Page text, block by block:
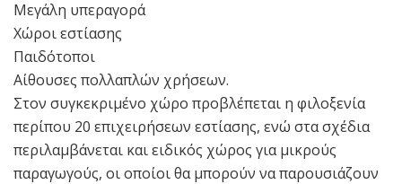
Μεγάλη υπεραγορά
Χώροι εστίασης
Παιδότοποι
Αίθουσες πολλαπλών χρήσεων.
Στον συγκεκριμένο χώρο προβλέπεται η φιλοξενία
περίπου 20 επιχειρήσεων εστίασης, ενώ στα σχέδια
περιλαμβάνεται και ειδικός χώρος για μικρούς
παραγωγούς, οι οποίοι θα μπορούν να παρουσιάζουν